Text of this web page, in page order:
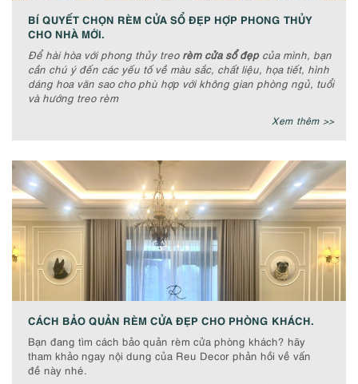
BÍ QUYẾT CHỌN RÈM CỬA SỔ ĐẸP HỢP PHONG THỦY
CHO NHÀ MỚI.
Để hài hòa với phong thủy treo rèm cửa sổ đẹpcủa mình, bạn
cần chú ý đến các yếu tố về màu sắc, chất liệu, họa tiết, hình
dáng hoa văn sao cho phù hợp với không gian phòng ngủ, tuổi
và hướng treo rèm
Xem thêm >>
CÁCH BẢO QUẢN RÈM CỬA ĐẸP CHO PHÒNG KHÁCH.
Bạn đang tìm cách bảo quản rèm cửa phòng khách? hãy
tham khảo ngay nội dung của Reu Decor phản hồi về vấn
đề này nhé.